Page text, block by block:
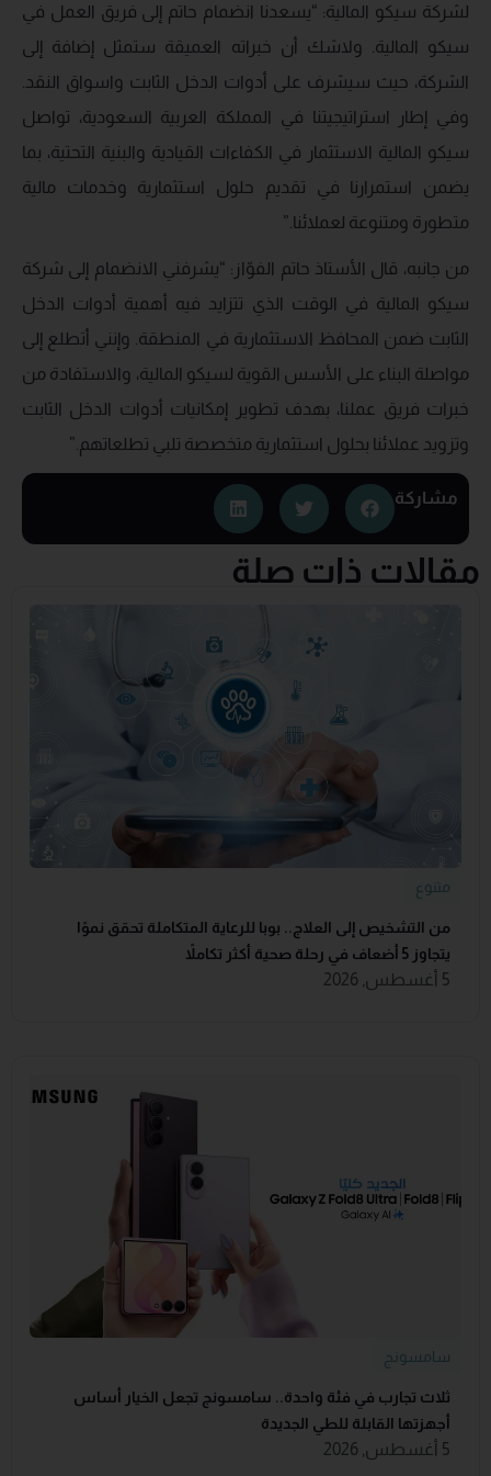
لشركة سيكو المالية: “يسعدنا انضمام حاتم إلى فريق العمل في
سيكو المالية. ولاشك أن خبراته العميقة ستمثل إضافة إلى
الشركة، حيث سيشرف على أدوات الدخل الثابت واسواق النقد.
وفي إطار استراتيجيتنا في المملكة العربية السعودية، تواصل
سيكو المالية الاستثمار في الكفاءات القيادية والبنية التحتية، بما
يضمن استمرارنا في تقديم حلول استثمارية وخدمات مالية
متطورة ومتنوعة لعملائنا.”
من جانبه، قال الأستاذ حاتم الفوّاز: “يشرفني الانضمام إلى شركة
سيكو المالية في الوقت الذي تتزايد فيه أهمية أدوات الدخل
الثابت ضمن المحافظ الاستثمارية في المنطقة. وإنني أتطلع إلى
مواصلة البناء على الأسس القوية لسيكو المالية، والاستفادة من
خبرات فريق عملنا، بهدف تطوير إمكانيات أدوات الدخل الثابت
وتزويد عملائنا بحلول استثمارية متخصصة تلبي تطلعاتهم.”
مشاركة
مقالات ذات صلة
متنوع
من التشخيص إلى العلاج.. بوبا للرعاية المتكاملة تحقق نموًا
يتجاوز 5 أضعاف في رحلة صحية أكثر تكاملاً
5 أغسطس, 2026
سامسونج
ثلاث تجارب في فئة واحدة.. سامسونج تجعل الخيار أساس
أجهزتها القابلة للطي الجديدة
5 أغسطس, 2026